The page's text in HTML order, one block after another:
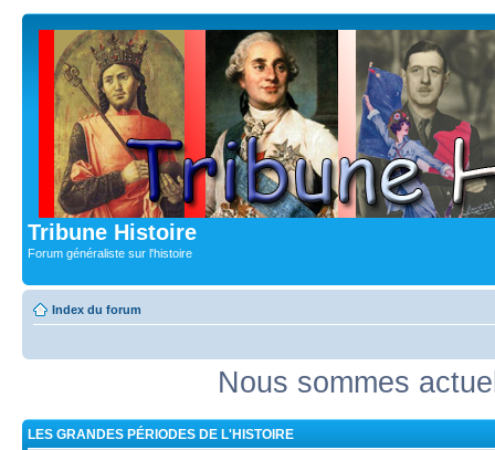
Tribune Histoire
Forum généraliste sur l'histoire
Index du forum
Nous sommes
LES GRANDES PÉRIODES DE L'HISTOIRE